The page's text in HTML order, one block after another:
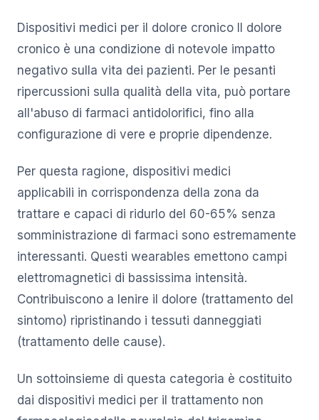
Dispositivi medici per il dolore cronico Il dolore
cronico è una condizione di notevole impatto
negativo sulla vita dei pazienti. Per le pesanti
ripercussioni sulla qualità della vita, può portare
all'abuso di farmaci antidolorifici, fino alla
configurazione di vere e proprie dipendenze.
Per questa ragione, dispositivi medici
applicabili in corrispondenza della zona da
trattare e capaci di ridurlo del 60-65% senza
somministrazione di farmaci sono estremamente
interessanti. Questi wearables emettono campi
elettromagnetici di bassissima intensità.
Contribuiscono a lenire il dolore (trattamento del
sintomo) ripristinando i tessuti danneggiati
(trattamento delle cause).
Un sottoinsieme di questa categoria è costituito
dai dispositivi medici per il trattamento non